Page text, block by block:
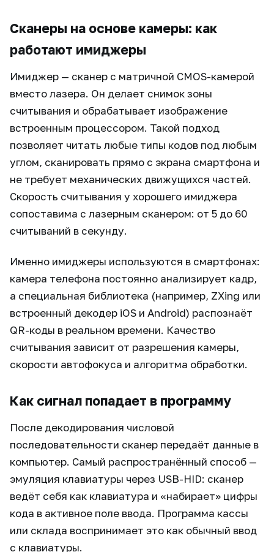
Сканеры на основе камеры: как
работают имиджеры
Имиджер — сканер с матричной CMOS-камерой
вместо лазера. Он делает снимок зоны
считывания и обрабатывает изображение
встроенным процессором. Такой подход
позволяет читать любые типы кодов под любым
углом, сканировать прямо с экрана смартфона и
не требует механических движущихся частей.
Скорость считывания у хорошего имиджера
сопоставима с лазерным сканером: от 5 до 60
считываний в секунду.
Именно имиджеры используются в смартфонах:
камера телефона постоянно анализирует кадр,
а специальная библиотека (например, ZXing или
встроенный декодер iOS и Android) распознаёт
QR-коды в реальном времени. Качество
считывания зависит от разрешения камеры,
скорости автофокуса и алгоритма обработки.
Как сигнал попадает в программу
После декодирования числовой
последовательности сканер передаёт данные в
компьютер. Самый распространённый способ —
эмуляция клавиатуры через USB-HID: сканер
ведёт себя как клавиатура и «набирает» цифры
кода в активное поле ввода. Программа кассы
или склада воспринимает это как обычный ввод
с клавиатуры.